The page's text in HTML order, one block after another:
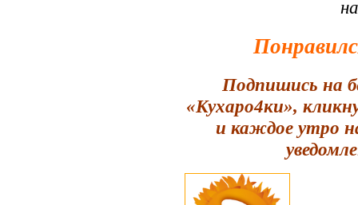
Подпишись на
«Кухаро4ки»,
и каждое утро